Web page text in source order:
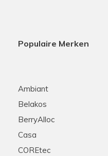
Populaire Merken
Ambiant
Belakos
BerryAlloc
Casa
COREtec